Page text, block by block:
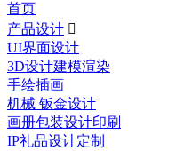
首页
产品设计 
UI界面设计
3D设计建模渲染
手绘插画
机械 钣金设计
画册包装设计印刷
IP礼品设计定制